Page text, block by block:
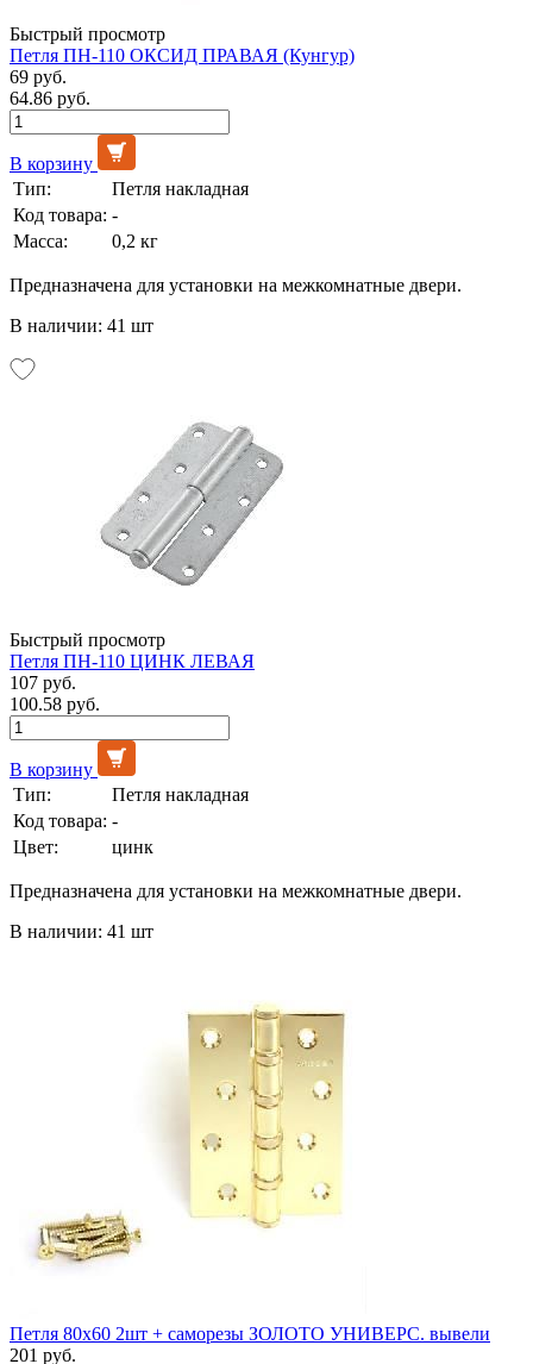
Быстрый просмотр
Петля ПН-110 ОКСИД ПРАВАЯ (Кунгур)
69 руб.
64.86 руб.
В корзину
Тип:
Петля накладная
Код товара: -
Масса:
0,2 кг
Предназначена для установки на межкомнатные двери.
В наличии: 41 шт
Быстрый просмотр
Петля ПН-110 ЦИНК ЛЕВАЯ
107 руб.
100.58 руб.
В корзину
Тип:
Петля накладная
Код товара: -
Цвет:
цинк
Предназначена для установки на межкомнатные двери.
В наличии: 41 шт
Петля 80х60 2шт + саморезы ЗОЛОТО УНИВЕРС. вывели
201 руб.